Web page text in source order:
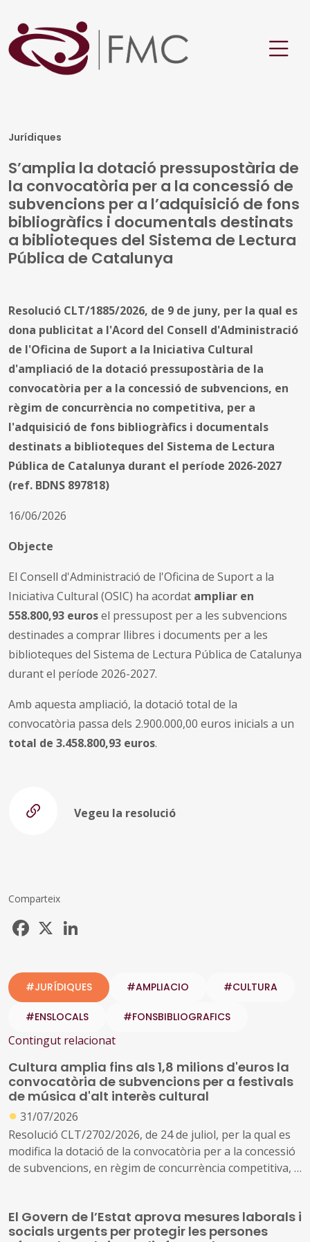
Jurídiques
S’amplia la dotació pressupostària de
la convocatòria per a la concessió de
subvencions per a l’adquisició de fons
bibliogràfics i documentals destinats
a biblioteques del Sistema de Lectura
Pública de Catalunya
Resolució CLT/1885/2026, de 9 de juny, per la qual es
dona publicitat a l'Acord del Consell d'Administració
de l'Oficina de Suport a la Iniciativa Cultural
d'ampliació de la dotació pressupostària de la
convocatòria per a la concessió de subvencions, en
règim de concurrència no competitiva, per a
l'adquisició de fons bibliogràfics i documentals
destinats a biblioteques del Sistema de Lectura
Pública de Catalunya durant el període 2026-2027
(ref. BDNS 897818)
16/06/2026
Objecte
El Consell d'Administració de l'Oficina de Suport a la
Iniciativa Cultural (OSIC) ha acordat ampliar en
558.800,93 eurosel pressupost per a les subvencions
destinades a comprar llibres i documents per a les
biblioteques del Sistema de Lectura Pública de Catalunya
durant el període 2026-2027.
Amb aquesta ampliació, la dotació total de la
convocatòria passa dels 2.900.000,00 euros inicials a un
total de 3.458.800,93 euros.
Vegeu la resolució
Comparteix
Facebook
#JURÍDIQUES #AMPLIACIO #CULTURA
#ENSLOCALS #FONSBIBLIOGRAFICS
Contingut relacionat
Cultura amplia fins als 1,8 milions d'euros la
convocatòria de subvencions per a festivals
de música d'alt interès cultural
● 31/07/2026
Resolució CLT/2702/2026, de 24 de juliol, per la qual es
modifica la dotació de la convocatòria per a la concessió
de subvencions, en règim de concurrència competitiva, a
El Govern de l’Estat aprova mesures laborals i
socials urgents per protegir les persones